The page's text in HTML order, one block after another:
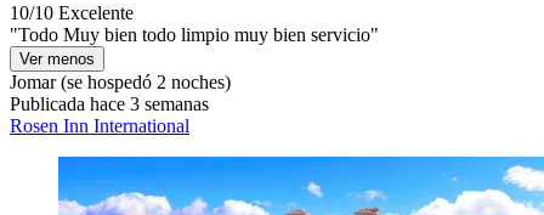
10/10 Excelente
"Todo Muy bien todo limpio muy bien servicio"
Ver menos
Jomar(se hospedó 2 noches)
Publicada hace 3 semanas
Rosen Inn International